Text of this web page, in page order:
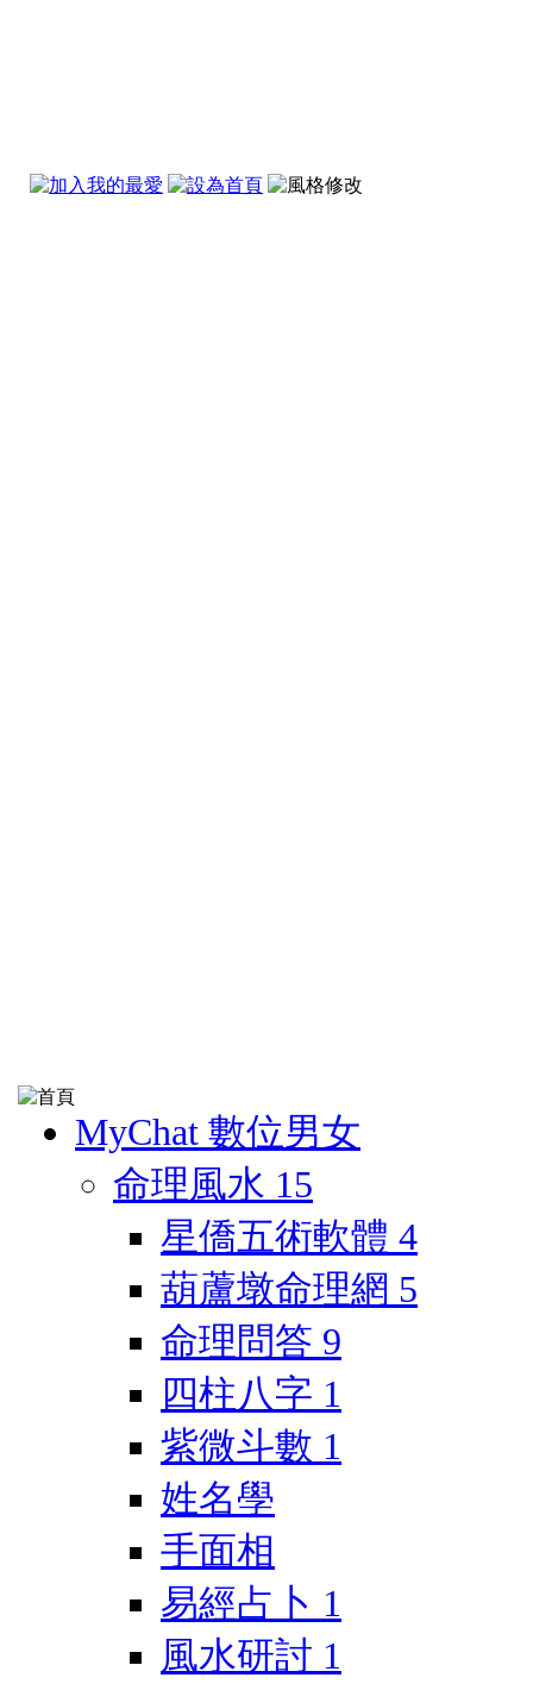
MyChat 數位男女
命理風水 15
星僑五術軟體 4
葫蘆墩命理網 5
命理問答 9
四柱八字 1
紫微斗數 1
姓名學
手面相
易經占卜 1
風水研討 1